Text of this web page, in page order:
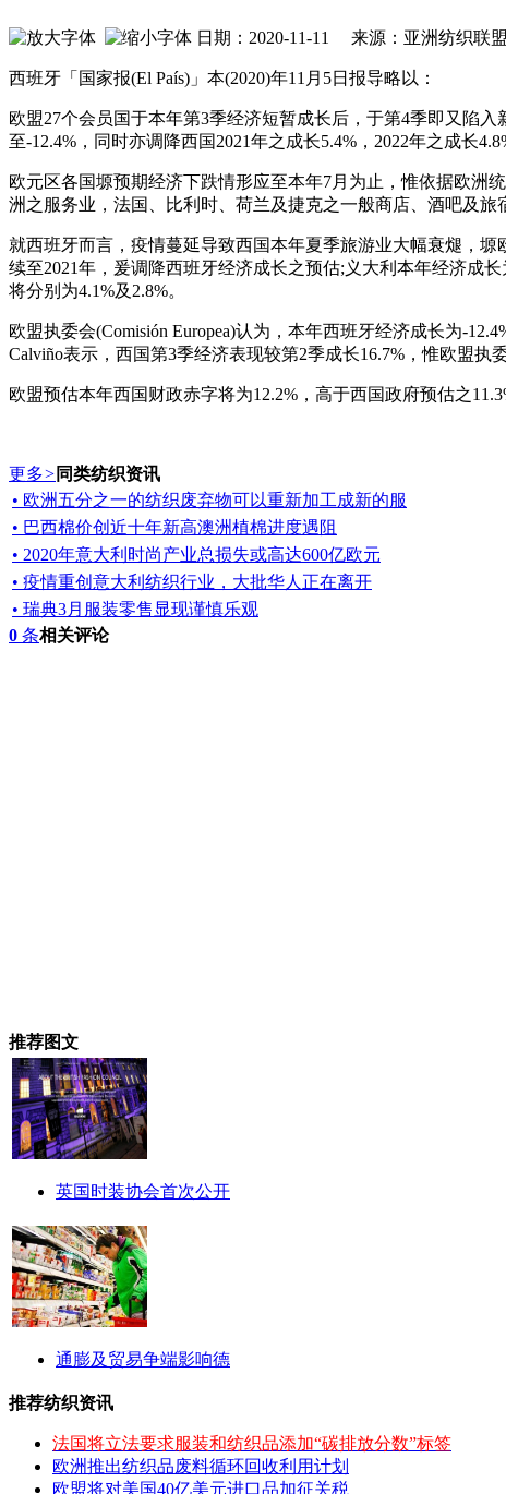
日期：2020-11-11 来源：亚洲纺织联
西班牙「国家报(El País)」本(2020)年11月5日报导略以：
欧盟27个会员国于本年第3季经济短暂成长后，于第4季即又陷
至-12.4%，同时亦调降西国2021年之成长5.4%，2022年之成长
欧元区各国塬预期经济下跌情形应至本年7月为止，惟依据欧洲
洲之服务业，法国、比利时、荷兰及捷克之一般商店、酒吧及旅
就西班牙而言，疫情蔓延导致西国本年夏季旅游业大幅衰煺，
续至2021年，爰调降西班牙经济成长之预估;义大利本年经济成
将分别为4.1%及2.8%。
欧盟执委会(Comisión Europea)认为，本年西班牙经济成长为-
Calviño表示，西国第3季经济表现较第2季成长16.7%，惟欧盟
欧盟预估本年西国财政赤字将为12.2%，高于西国政府预估之
更多> 同类纺织资讯
• 欧洲五分之一的纺织废弃物可以重新加工成新的服
• 巴西棉价创近十年新高澳洲植棉进度遇阻
• 2020年意大利时尚产业总损失或高达600亿欧元
• 疫情重创意大利纺织行业，大批华人正在离开
• 瑞典3月服装零售显现谨慎乐观
0 条相关评论
推荐图文
英国时装协会首次公开
通膨及贸易争端影响德
推荐纺织资讯
法国将立法要求服装和纺织品添加“碳排放分数”标签
欧洲推出纺织品废料循环回收利用计划
欧盟将对美国40亿美元进口品加征关税